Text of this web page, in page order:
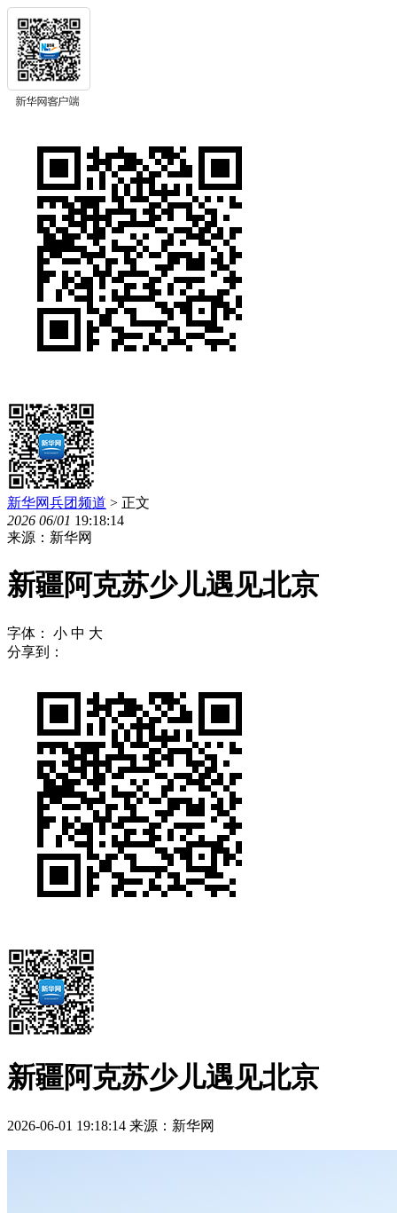
新华网兵团频道 > 正文
2026 06/01 19:18:14
来源：新华网
新疆阿克苏少儿遇见北京
字体： 小 中 大
分享到：
新疆阿克苏少儿遇见北京
2026-06-01 19:18:14 来源：新华网